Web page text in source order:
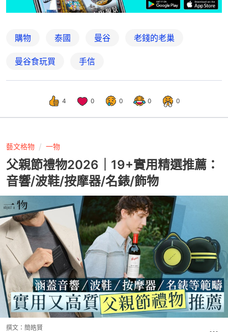
購物 泰國 曼谷 老錢的老巢
曼谷食玩買 手信
4 0 0 0 0
藝文格物 一物
父親節禮物2026｜19+實用精選推薦：
音響/波鞋/按摩器/名錶/飾物
撰文： 簡皓賢